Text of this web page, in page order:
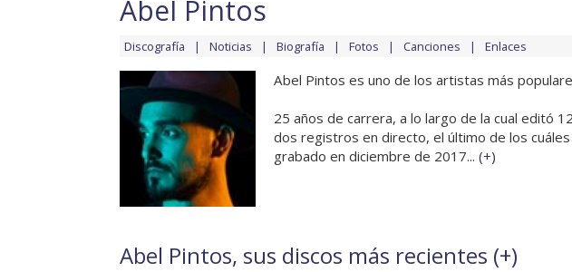
Abel Pintos
Discografía Noticias Biografía Fotos Canciones Enlaces
Abel Pintos es uno de los artistas más
25 años de carrera, a lo largo de la cual editó
dos registros en directo, el último de los
grabado en diciembre de 2017... (+)
Abel Pintos, sus discos más recientes (+)